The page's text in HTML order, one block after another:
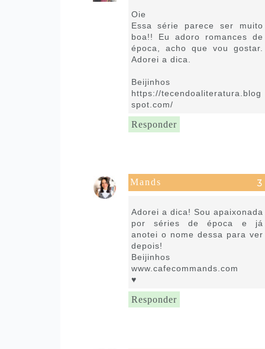
Oie
Essa série parece ser muito
boa!! Eu adoro romances de
época, acho que vou gostar.
Adorei a dica.
Beijinhos
https://tecendoaliteratura.blog
spot.com/
Responder
Mands
Adorei a dica! Sou apaixonada
por séries de época e já
anotei o nome dessa para ver
depois!
Beijinhos
www.cafecommands.com
♥
Responder